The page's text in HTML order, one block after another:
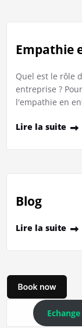
Empathie
Quel est le rôle
entreprise ?
l'empathie en
Lire la suite
Blog
Lire la suite